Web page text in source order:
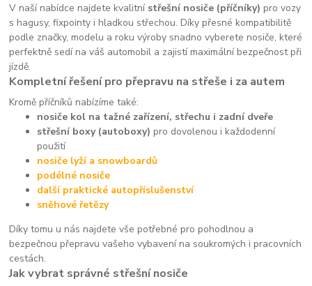
V naší nabídce najdete kvalitní střešní nosiče (příčníky) pro vozy
s hagusy, fixpointy i hladkou střechou. Díky přesné kompatibilitě
podle značky, modelu a roku výroby snadno vyberete nosiče, které
perfektně sedí na váš automobil a zajistí maximální bezpečnost při
jízdě.
Kompletní řešení pro přepravu na střeše i za autem
Kromě příčníků nabízíme také:
nosiče kol na tažné zařízení, střechu i zadní dveře
střešní boxy (autoboxy) pro dovolenou i každodenní
použití
nosiče lyží a snowboardů
podélné nosiče
další praktické autopříslušenství
sněhové řetězy
Díky tomu u nás najdete vše potřebné pro pohodlnou a
bezpečnou přepravu vašeho vybavení na soukromých i pracovních
cestách.
Jak vybrat správné střešní nosiče